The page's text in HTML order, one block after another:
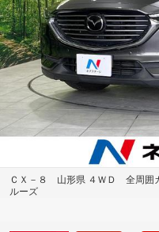
ＣＸ－８ 山形県 ４ＷＤ 全周囲
ルーズ